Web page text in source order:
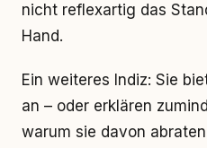
nicht reflexartig das
Hand.
Ein weiteres Indiz: Sie
an – oder erklären
warum sie davon